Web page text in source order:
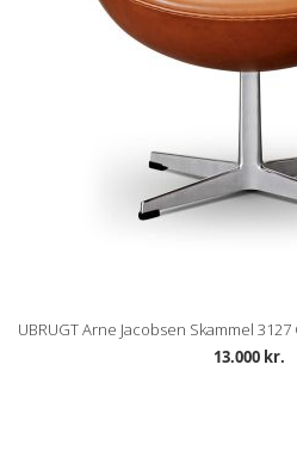
UBRUGT Arne Jacobsen Skammel
13.000 kr.